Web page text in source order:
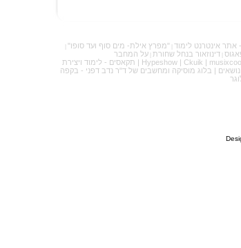
אתר אינטרנט לימוד "מפרץ אילת- מים סוף ועד סופו"
דינוזאור בנחל שחורת על המחבר
Hypeshow| Ckuik |
| תקאסים - לימוד ויצירת
| בלוג מוסיקה ומחשבים של ד"ר נדב דפני - בקפה